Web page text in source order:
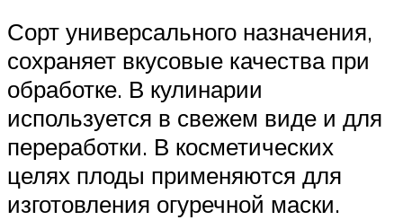
Сорт универсального назначения,
сохраняет вкусовые качества при
обработке. В кулинарии
используется в свежем виде и для
переработки. В косметических
целях плоды применяются для
изготовления огуречной маски.